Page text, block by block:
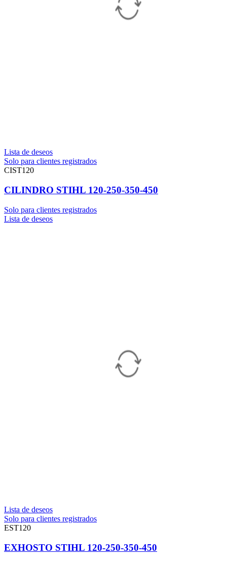
Lista de deseos
Solo para clientes registrados
CIST120
CILINDRO STIHL 120-250-350-450
Solo para clientes registrados
Lista de deseos
Lista de deseos
Solo para clientes registrados
EST120
EXHOSTO STIHL 120-250-350-450